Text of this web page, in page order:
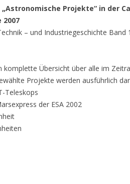
Projekte“ in der
2007
– und Industriegeschichte Band
komplette Übersicht über alle im
Projekte werden ausführlich
Teleskops
der ESA 2002